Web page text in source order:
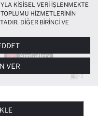
+2
BEYAZ TIŞÖRT
KIŞISEL VERI IŞLENMEKTE
HIZMETLERININ
DIĞER BIRINCI VE
IYI BIR ALIŞVERIŞ
IŞLEVSEL KILINMASI VE
HALINDE, SIZLERE
YAPILMASI AMAÇLARIYLA
DAIR TERCIHLERINIZI
HER ZAMAN YÖNETEBILIR,
VER